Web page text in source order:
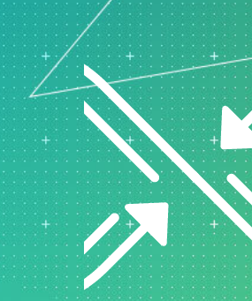
OEE
拟
软件和技术